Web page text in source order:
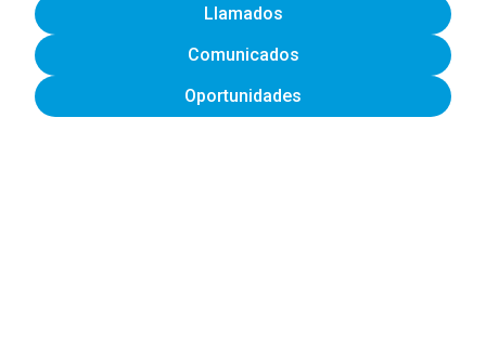
Llamados
Comunicados
Oportunidades